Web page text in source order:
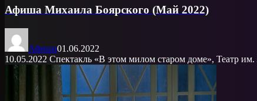
Афиша Михаила Боярского (Май 2022)
Афиша01.06.2022
10.05.2022 Спектакль «В этом милом старом доме», Театр